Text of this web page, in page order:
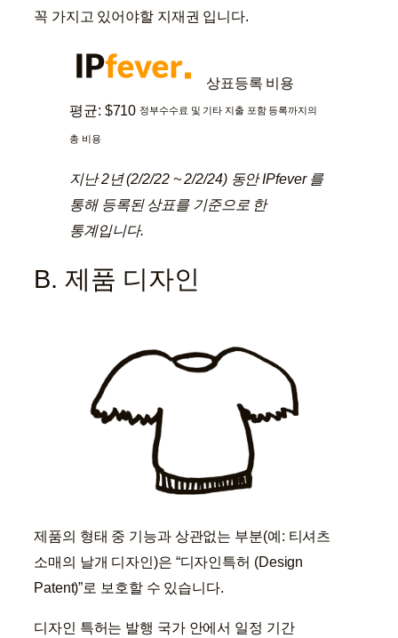
꼭 가지고 있어야할 지재권 입니다.
상표등록 비용
평균: $710 정부수수료 및 기타 지출 포함 등록까지의
총 비용
지난 2년 (2/2/22 ~ 2/2/24) 동안 IPfever 를
통해 등록된 상표를 기준으로 한
통계입니다.
B. 제품 디자인
제품의 형태 중 기능과 상관없는 부분(예: 티셔츠
소매의 날개 디자인)은 “디자인특허 (Design
Patent)”로 보호할 수 있습니다.
디자인 특허는 발행 국가 안에서 일정 기간